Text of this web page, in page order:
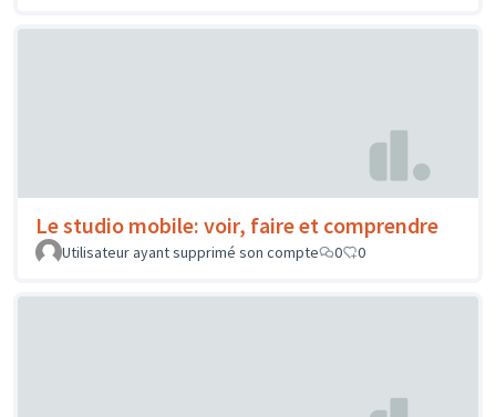
Le studio mobile: voir, faire et comprendre
Utilisateur ayant supprimé son compte 0 0